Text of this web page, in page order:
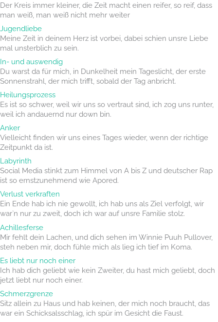
Der Kreis immer kleiner, die Zeit macht einen reifer, so reif, dass
man weiß, man weiß nicht mehr weiter
Jugendliebe
Meine Zeit in deinem Herz ist vorbei, dabei schien unsre Liebe
mal unsterblich zu sein.
In- und auswendig
Du warst da für mich, in Dunkelheit mein Tageslicht, der erste
Sonnenstrahl, der mich trifft, sobald der Tag anbricht.
Heilungsprozess
Es ist so schwer, weil wir uns so vertraut sind, ich zog uns runter,
weil ich andauernd nur down bin.
Anker
Vielleicht finden wir uns eines Tages wieder, wenn der richtige
Zeitpunkt da ist.
Labyrinth
Social Media stinkt zum Himmel von A bis Z und deutscher Rap
ist so ernstzunehmend wie Apored.
Verlust verkraften
Ein Ende hab ich nie gewollt, ich hab uns als Ziel verfolgt, wir
war`n nur zu zweit, doch ich war auf unsre Familie stolz.
Achillesferse
Mir fehlt dein Lachen, und dich sehen im Winnie Puuh Pullover,
steh neben mir, doch fühle mich als lieg ich tief im Koma.
Es liebt nur noch einer
Ich hab dich geliebt wie kein Zweiter, du hast mich geliebt, doch
jetzt liebt nur noch einer.
Schmerzgrenze
Sitz allein zu Haus und hab keinen, der mich noch braucht, das
war ein Schicksalsschlag, ich spür im Gesicht die Faust.